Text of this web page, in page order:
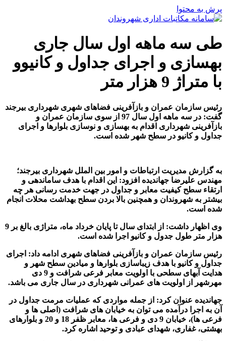
پرش به محتوا
طی سه ماهه اول سال جاری
بهسازی و اجرای جداول و کانیوو
با متراژ 9 هزار متر
رئیس سازمان عمران و بازآفرینی فضاهای شهری شهرداری بیرجند
گفت: در سه ماهه اول سال 97 از سوی سازمان عمران و
بازآفرینی شهرداری اقدام به بهسازی و نوسازی بلوارها و اجرای
جداول و کانیو در سطح شهر شده است.
به گزارش مدیریت ارتباطات و امور بین الملل شهرداری بیرجند؛
مهندس علیرضا جهاندیده افزود: این اقدام با هدف ساماندهی و
ارتقاء سطح کیفیت معابر و جداول در جهت خدمت رسانی هر چه
بیشتر به شهروندان و همچنین بالا بردن سطح بهداشت محلات انجام
شده است.
وی اظهار داشت: از ابتدای سال تا پایان خرداد ماه، متراژی بالغ بر 9
هزار متر طول جدول و کانیو اجرا شده است.
رئیس سازمان عمران و بازآفرینی فضاهای شهری ادامه داد: اجرای
جداول و کانیو با هدف زیباسازی بلوارها و میادین سطح شهر و
هدایت آبهای سطحی با اولویت معابر فرعی شرافت و 9 دی
مهرشهر از اولویت های عمرانی شهرداری در سال جاری می باشد.
جهاندیده عنوان کرد: از جمله مواردی که عملیات مرمت جداول در
آن به اجرا درآمده می توان به خیابان های شرافت (اصلی ها و
فرعی ها)، خیابان 9 دی و فرعی ها، معابر ظفر 18 و 20 و بلوارهای
بهشتی، غفاری، شهدای عبادی و توحید اشاره کرد.